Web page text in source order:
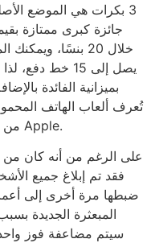
3 بكرات هي الموضع
جائزة كبرى ممتازة
يصل إلى 15 خط
بميزانية الفائدة
تُعرف ألعاب الهاتف
الهاتف المحمول، مثل Android وiOS من Apple.
على الرغم من أنه كان من
فقد تم إبلاغ جميع
ضبطها مرة أخرى إلى
المبعثرة الجديدة
سيتم مضاعفة فوز واحد